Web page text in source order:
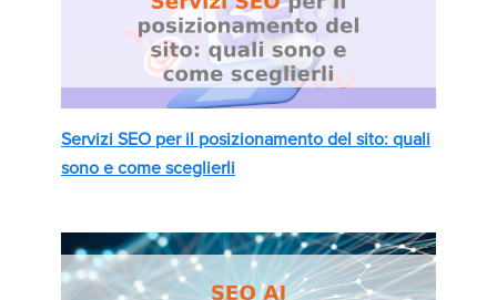
Servizi SEO per il posizionamento del sito: quali
sono e come sceglierli